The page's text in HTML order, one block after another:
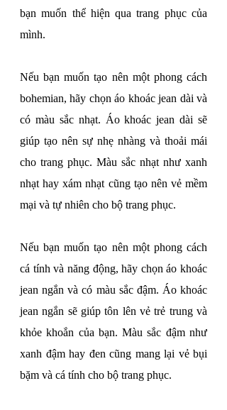
bạn muốn thể hiện qua trang phục của
mình.
Nếu bạn muốn tạo nên một phong cách
bohemian, hãy chọn áo khoác jean dài và
có màu sắc nhạt. Áo khoác jean dài sẽ
giúp tạo nên sự nhẹ nhàng và thoải mái
cho trang phục. Màu sắc nhạt như xanh
nhạt hay xám nhạt cũng tạo nên vẻ mềm
mại và tự nhiên cho bộ trang phục.
Nếu bạn muốn tạo nên một phong cách
cá tính và năng động, hãy chọn áo khoác
jean ngắn và có màu sắc đậm. Áo khoác
jean ngắn sẽ giúp tôn lên vẻ trẻ trung và
khỏe khoắn của bạn. Màu sắc đậm như
xanh đậm hay đen cũng mang lại vẻ bụi
bặm và cá tính cho bộ trang phục.